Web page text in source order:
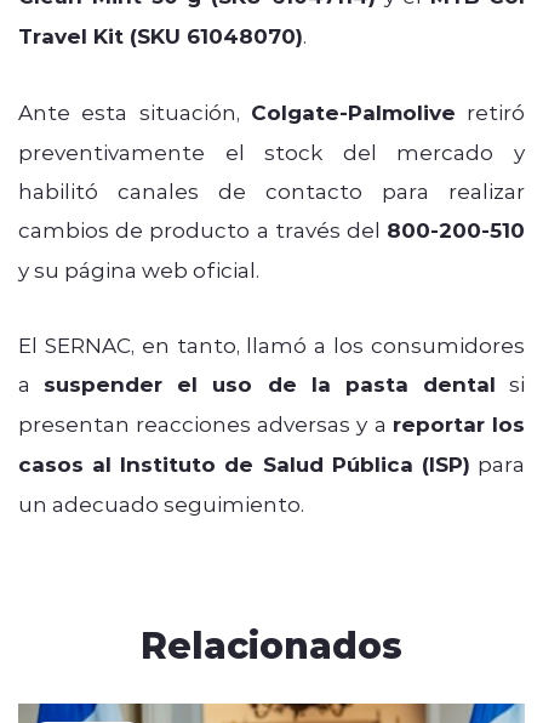
Travel Kit (SKU 61048070).
Ante esta situación, Colgate-Palmolive retiró
preventivamente el stock del mercado y
habilitó canales de contacto para realizar
cambios de producto a través del 800-200-510
y su página web oficial.
El SERNAC, en tanto, llamó a los consumidores
a suspender el uso de la pasta dental si
presentan reacciones adversas y a reportar los
casos al Instituto de Salud Pública (ISP) para
un adecuado seguimiento.
Relacionados